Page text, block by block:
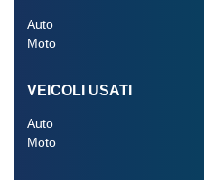
Auto
Moto
VEICOLI USATI
Auto
Moto